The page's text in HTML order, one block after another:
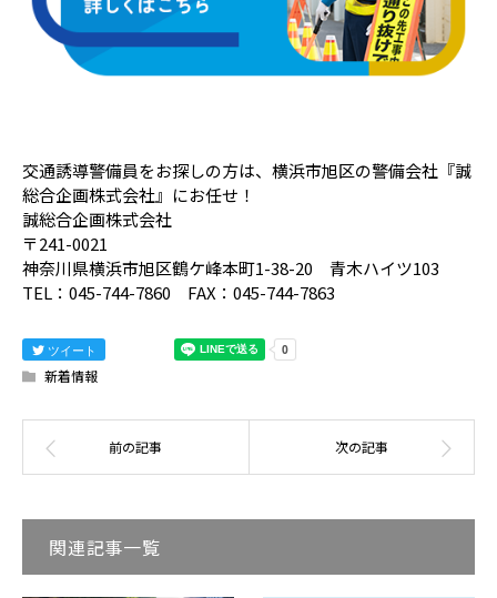
交通誘導警備員をお探しの方は、横浜市旭区の警備会社『誠
総合企画株式会社』にお任せ！
誠総合企画株式会社
〒241-0021
神奈川県横浜市旭区鶴ケ峰本町1-38-20 青木ハイツ103
TEL：045-744-7860 FAX：045-744-7863
ツイート
新着情報
関連記事一覧